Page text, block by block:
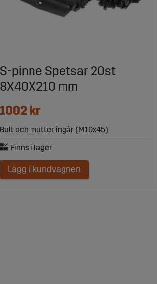
S-pinne Spetsar 20st
8X40X210 mm
1002 kr
Bult och mutter ingår (M10x45)
Lägg i kundvagnen